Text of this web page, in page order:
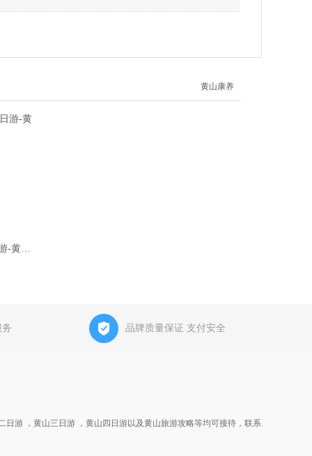
黄山康养
徽州古村落+黄山温泉休闲疗养5日游-黄山疗养旅游线路
品牌质量保证 支付安全
游 ，黄山三日游 ，黄山四日游以及黄山旅游攻略等均可接待，联系